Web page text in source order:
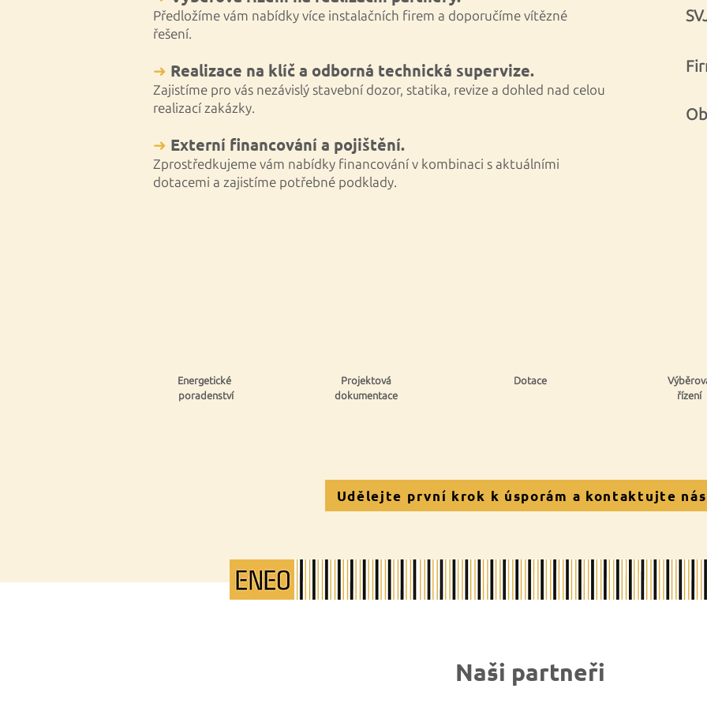
Předložíme vám nabídky více instalačních firem a doporučíme vítězné
řešení.
➜ Realizace na klíč a odborná technická supervize.
Zajistíme pro vás nezávislý stavební dozor, statika, revize a dohled nad celou
realizací zakázky.
➜ Externí financování a pojištění.
Zprostředkujeme vám nabídky financování v kombinaci s aktuálními
dotacemi a zajistíme potřebné podklady.
Energetické
poradenství
Projektová
dokumentace
Dotace
řízení
Udělejte první krok k úsporám a kontaktujte nás
Naši partneři